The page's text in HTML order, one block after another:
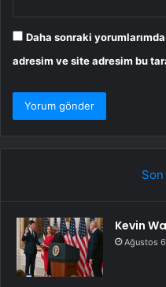
Daha sonraki
adresim ve site adresim bu
Kevin
Ağustos